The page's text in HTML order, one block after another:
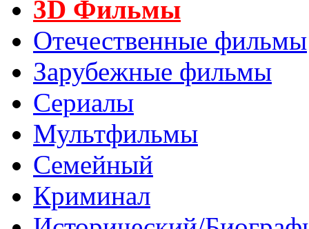
3D Фильмы
Отечественные фильмы
Зарубежные фильмы
Сериалы
Мультфильмы
Семейный
Криминал